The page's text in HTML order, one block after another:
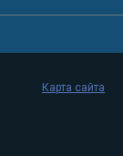
Карта сайта